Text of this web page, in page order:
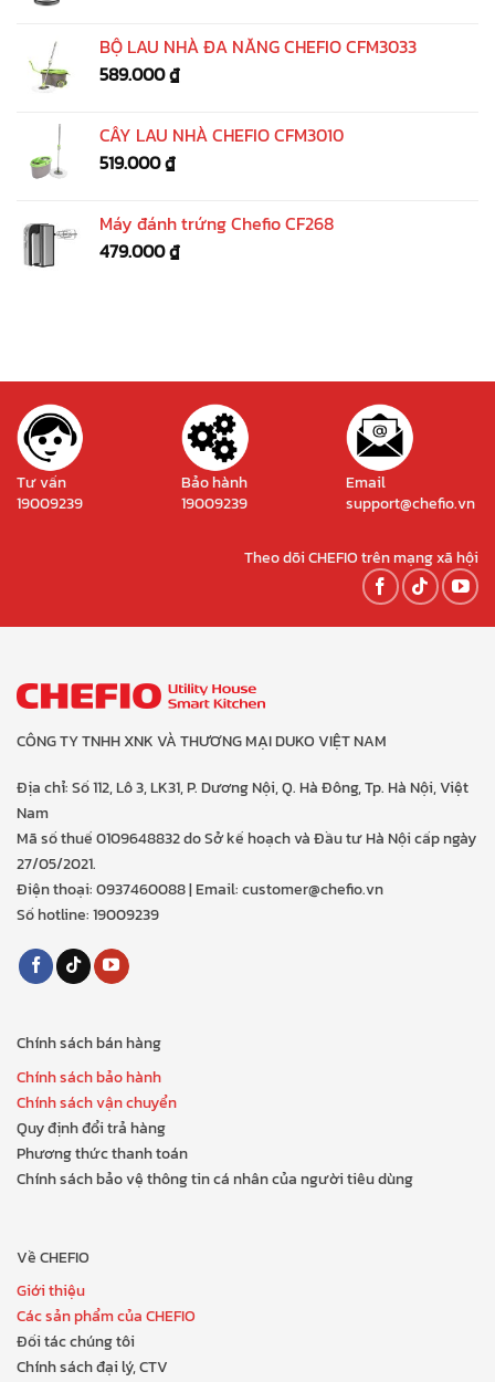
BỘ LAU NHÀ ĐA NĂNG CHEFIO CFM3033
589.000₫
CÂY LAU NHÀ CHEFIO CFM3010
519.000₫
Máy đánh trứng Chefio CF268
479.000₫
Tư vấn
19009239
Bảo hành
19009239
Email
support@chefio.vn
Theo dõi CHEFIO trên mạng xã hội
CÔNG TY TNHH XNK VÀ THƯƠNG MẠI DUKO VIỆT NAM
Địa chỉ: Số 112, Lô 3, LK31, P. Dương Nội, Q. Hà Đông, Tp. Hà Nội, Việt
Nam
Mã số thuế 0109648832 do Sở kế hoạch và Đầu tư Hà Nội cấp ngày
27/05/2021.
Điện thoại: 0937460088 | Email: customer@chefio.vn
Số hotline: 19009239
Chính sách bán hàng
Chính sách bảo hành
Chính sách vận chuyển
Quy định đổi trả hàng
Phương thức thanh toán
Chính sách bảo vệ thông tin cá nhân của người tiêu dùng
Về CHEFIO
Giới thiệu
Các sản phẩm của CHEFIO
Đối tác chúng tôi
Chính sách đại lý, CTV